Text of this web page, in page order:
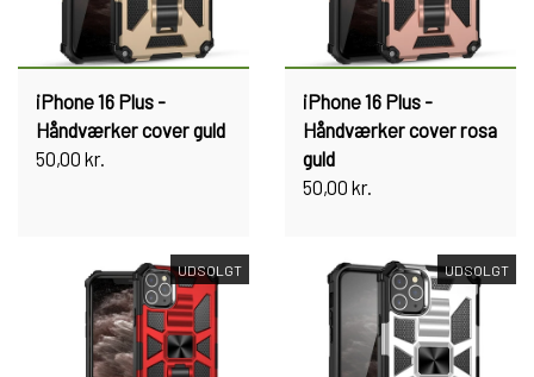
iPhone 16 Plus -
Håndværker cover guld
50,00 kr.
iPhone 16 Plus -
Håndværker cover rosa
guld
50,00 kr.
UDSOLGT UDSOLGT